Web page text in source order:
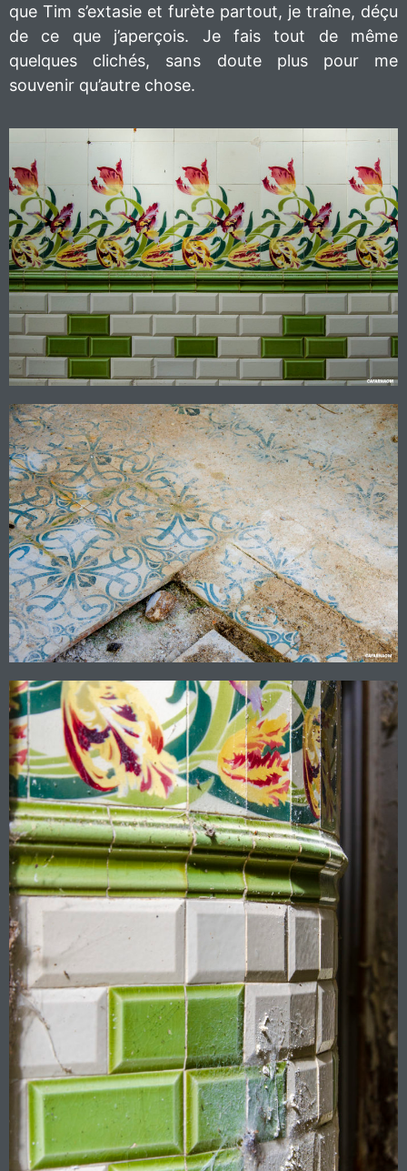
que Tim s’extasie et furète partout, je traîne, déçu
de ce que j’aperçois. Je fais tout de même
quelques clichés, sans doute plus pour me
souvenir qu’autre chose.